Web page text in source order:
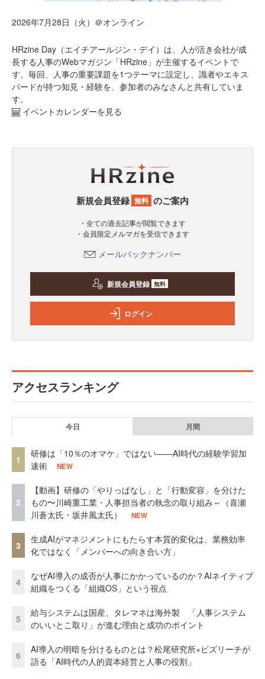
2026年7月28日（火）＠オンライン
HRzine Day（エイチアールジン・デイ）は、人が活き会社が成
長する人事のWebマガジン「HRzine」が主催するイベントで
す。毎回、人事の重要課題を1つテーマに設定し、識者やエキス
パードが持つ知見・経験を、参加者のみなさんと共有していま
す。
イベントカレンダーを見る
新規会員登録 無料 のご案内
・全ての過去記事が閲覧できます
・会員限定メルマガを受信できます
メールバックナンバー
新規会員登録 無料
ログイン
アクセスランキング
今日 月間
1
研修は「10％のオマケ」ではない——AI時代の経験学習加
速術
NEW
2
【動画】研修の「やりっぱなし」と「行動変容」を分けた
もの〜川崎重工業・人事担当者の執念の取り組み～（喜瀬
川蒼太氏・坂井風太氏）
NEW
3
生成AIがマネジメントにもたらす本質的変化は、業務効率
化ではなく「メンバーへの向き合い方」
4
なぜAI導入の成否が人事にかかっているのか？AIネイティブ
組織をつくる「組織OS」という視点
5
給与システムは国産、タレマネは海外製 「人事システム
のいいとこ取り」が進む理由と成功のポイント
6
AI導入の明暗を分けるものとは？松尾研究所×ビズリーチが
語る「AI時代の人的資本経営と人事の役割」